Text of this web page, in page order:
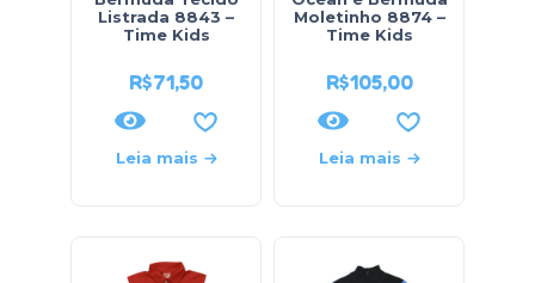
Listrada 8843 –
Time Kids
R$71,50
Leia mais
Moletinho 8874 –
Time Kids
R$105,00
Leia mais